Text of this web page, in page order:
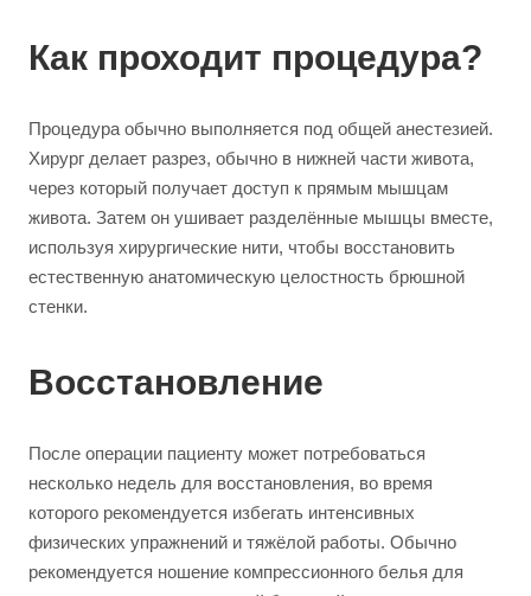
Как проходит процедура?
Процедура обычно выполняется под общей анестезией.
Хирург делает разрез, обычно в нижней части живота,
через который получает доступ к прямым мышцам
живота. Затем он ушивает разделённые мышцы вместе,
используя хирургические нити, чтобы восстановить
естественную анатомическую целостность брюшной
стенки.
Восстановление
После операции пациенту может потребоваться
несколько недель для восстановления, во время
которого рекомендуется избегать интенсивных
физических упражнений и тяжёлой работы. Обычно
рекомендуется ношение компрессионного белья для